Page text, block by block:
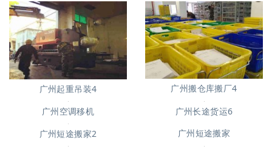
广州起重吊装4
广州搬仓库搬厂4
广州空调移机
广州长途货运6
广州短途搬家2
广州短途搬家